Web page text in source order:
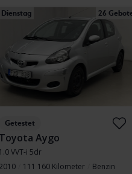
Dienstag 26
Getestet
Toyota Aygo
1.0 VVT-i 5dr
111 160 Kilometer
Benzin